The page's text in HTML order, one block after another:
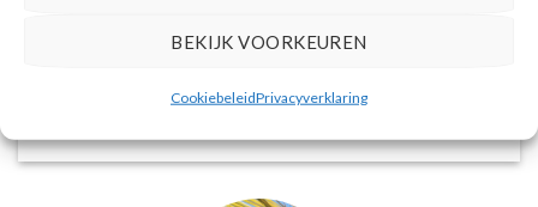
BEKIJK VOORKEUREN
CookiebeleidPrivacyverklaring
gebruiksvriendelijke functies die deze site te bieden
Bart Vos/Laren